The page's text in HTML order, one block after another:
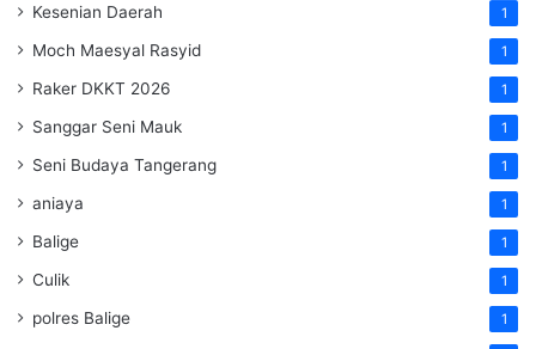
Kesenian Daerah 1
Moch Maesyal Rasyid 1
Raker DKKT 2026 1
Sanggar Seni Mauk 1
Seni Budaya Tangerang 1
aniaya 1
Balige 1
Culik 1
polres Balige 1